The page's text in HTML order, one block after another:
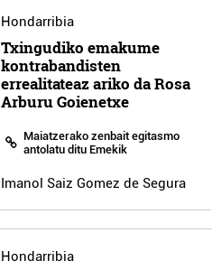
Hondarribia
Txingudiko emakume
kontrabandisten
errealitateaz ariko da Rosa
Arburu Goienetxe
Maiatzerako zenbait egitasmo
antolatu ditu Emekik
Imanol Saiz Gomez de Segura
Hondarribia